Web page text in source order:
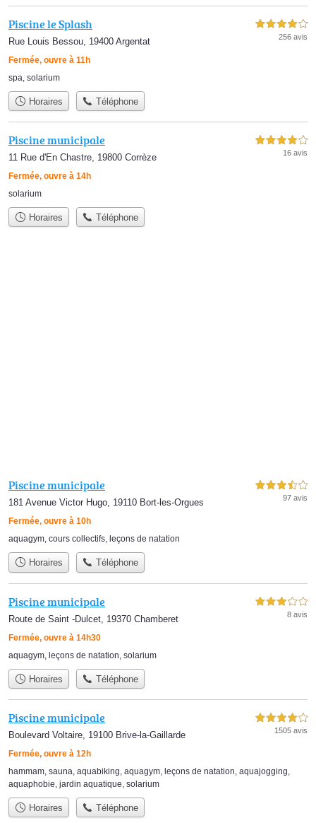
Piscine le Splash
Rue Louis Bessou, 19400 Argentat
Fermée, ouvre à 11h
4,0 étoiles sur 5
256 avis
spa solarium
Horaires Téléphone
Piscine municipale
11 Rue d'En Chastre, 19800 Corrèze
Fermée, ouvre à 14h
4,0 étoiles sur 5
16 avis
solarium
Horaires Téléphone
Piscine municipale
181 Avenue Victor Hugo, 19110 Bort-les-Orgues
Fermée, ouvre à 10h
3,5 étoiles sur 5
97 avis
aquagym, cours collectifs, leçons de natation
Horaires Téléphone
Piscine municipale
Route de Saint -Dulcet, 19370 Chamberet
Fermée, ouvre à 14h30
3,0 étoiles sur 5
8 avis
aquagym leçons de natation solarium
Horaires Téléphone
Piscine municipale
Boulevard Voltaire, 19100 Brive-la-Gaillarde
Fermée, ouvre à 12h
4,0 étoiles sur 5
1505 avis
hammam, sauna, aquabiking, aquagym, leçons de natation, aquajogging,
aquaphobie, jardin aquatique, solarium
Horaires Téléphone